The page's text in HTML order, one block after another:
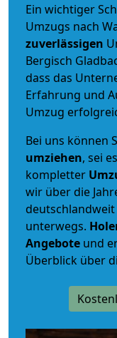
Ein wichtiger
Umzugs nach
zuverlässigen
Bergisch
dass das
Erfahrung und
Umzug
Bei uns können
umziehen, sei
kompletter
wir über die
unterwegs.
Angebote und
Überblick über